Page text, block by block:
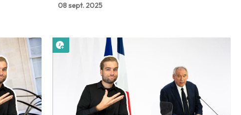
08 sept. 2025
Lire plus tard